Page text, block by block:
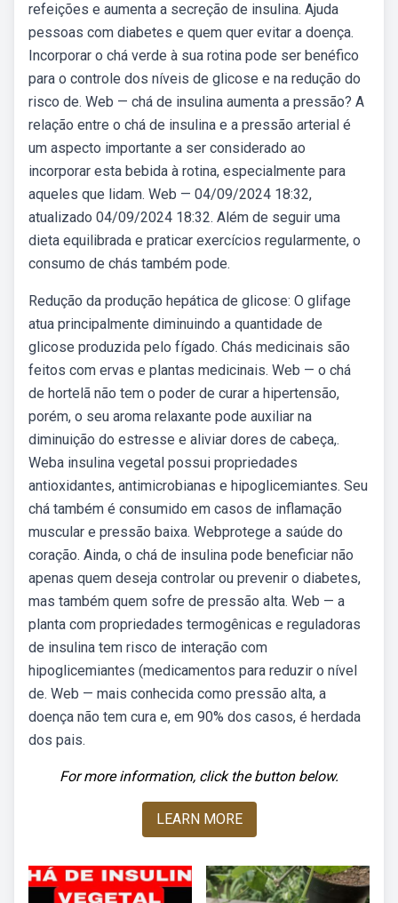
refeições e aumenta a secreção de insulina. Ajuda
pessoas com diabetes e quem quer evitar a doença.
Incorporar o chá verde à sua rotina pode ser benéfico
para o controle dos níveis de glicose e na redução do
risco de. Web — chá de insulina aumenta a pressão? A
relação entre o chá de insulina e a pressão arterial é
um aspecto importante a ser considerado ao
incorporar esta bebida à rotina, especialmente para
aqueles que lidam. Web — 04/09/2024 18:32,
atualizado 04/09/2024 18:32. Além de seguir uma
dieta equilibrada e praticar exercícios regularmente, o
consumo de chás também pode.
Redução da produção hepática de glicose: O glifage
atua principalmente diminuindo a quantidade de
glicose produzida pelo fígado. Chás medicinais são
feitos com ervas e plantas medicinais. Web — o chá
de hortelã não tem o poder de curar a hipertensão,
porém, o seu aroma relaxante pode auxiliar na
diminuição do estresse e aliviar dores de cabeça,.
Weba insulina vegetal possui propriedades
antioxidantes, antimicrobianas e hipoglicemiantes. Seu
chá também é consumido em casos de inflamação
muscular e pressão baixa. Webprotege a saúde do
coração. Ainda, o chá de insulina pode beneficiar não
apenas quem deseja controlar ou prevenir o diabetes,
mas também quem sofre de pressão alta. Web — a
planta com propriedades termogênicas e reguladoras
de insulina tem risco de interação com
hipoglicemiantes (medicamentos para reduzir o nível
de. Web — mais conhecida como pressão alta, a
doença não tem cura e, em 90% dos casos, é herdada
dos pais.
For more information, click the button below.
LEARN MORE